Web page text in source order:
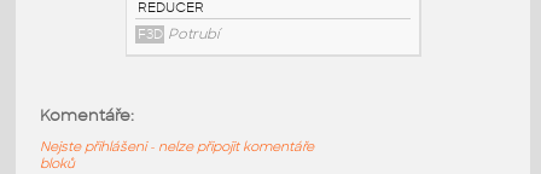
3@2 INCH I.D. ECCENTRIC REDUCER 14
F3D Potrubí
Komentáře:
Nejste přihlášeni - nelze připojit komentáře
bloků